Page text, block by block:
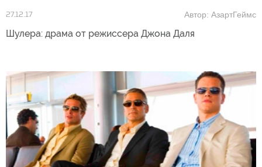
27.12.17 Автор: АзартГеймс
Шулера: драма от режиссера Джона Даля